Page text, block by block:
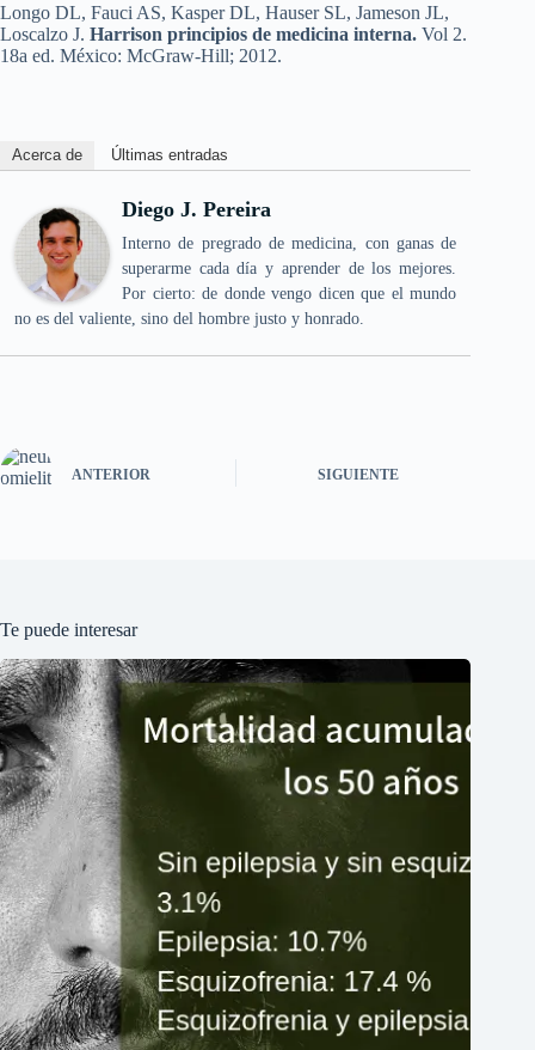
Longo DL, Fauci AS, Kasper DL, Hauser SL, Jameson JL,
Loscalzo J. Harrison principios de medicina interna. Vol 2.
18a ed. México: McGraw‐Hill; 2012.
Acerca de Últimas entradas
Diego J. Pereira
Interno de pregrado de medicina, con ganas de
superarme cada día y aprender de los mejores.
Por cierto: de donde vengo dicen que el mundo
no es del valiente, sino del hombre justo y honrado.
ANTERIOR SIGUIENTE
Te puede interesar